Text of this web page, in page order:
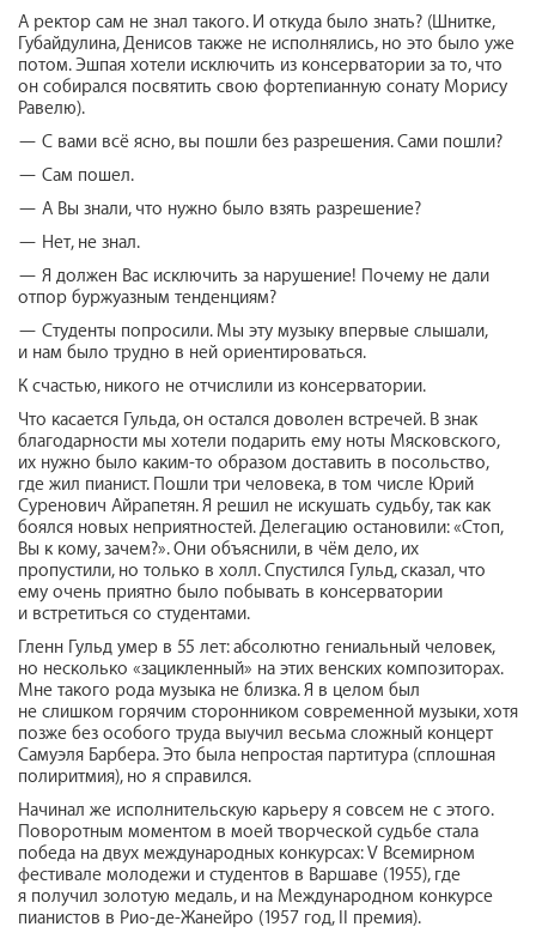
А ректор сам не знал такого. И откуда было знать? (Шнитке,
Губайдулина, Денисов также не исполнялись, но это было уже
потом. Эшпая хотели исключить из консерватории за то, что
он собирался посвятить свою фортепианную сонату Морису
Равелю).
— С вами всё ясно, вы пошли без разрешения. Сами пошли?
— Сам пошел.
— А Вы знали, что нужно было взять разрешение?
— Нет, не знал.
— Я должен Вас исключить за нарушение! Почему не дали
отпор буржуазным тенденциям?
— Студенты попросили. Мы эту музыку впервые слышали,
и нам было трудно в ней ориентироваться.
К счастью, никого не отчислили из консерватории.
Что касается Гульда, он остался доволен встречей. В знак
благодарности мы хотели подарить ему ноты Мясковского,
их нужно было каким-то образом доставить в посольство,
где жил пианист. Пошли три человека, в том числе Юрий
Суренович Айрапетян. Я решил не искушать судьбу, так как
боялся новых неприятностей. Делегацию остановили: «Стоп,
Вы к кому, зачем?». Они объяснили, в чём дело, их
пропустили, но только в холл. Спустился Гульд, сказал, что
ему очень приятно было побывать в консерватории
и встретиться со студентами.
Гленн Гульд умер в 55 лет: абсолютно гениальный человек,
но несколько «зацикленный» на этих венских композиторах.
Мне такого рода музыка не близка. Я в целом был
не слишком горячим сторонником современной музыки, хотя
позже без особого труда выучил весьма сложный концерт
Самуэля Барбера. Это была непростая партитура (сплошная
полиритмия), но я справился.
Начинал же исполнительскую карьеру я совсем не с этого.
Поворотным моментом в моей творческой судьбе стала
победа на двух международных конкурсах: V Всемирном
фестивале молодежи и студентов в Варшаве (1955), где
я получил золотую медаль, и на Международном конкурсе
пианистов в Рио-де-Жанейро (1957 год, II премия).